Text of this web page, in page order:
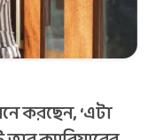
করছেন, ‘এটা